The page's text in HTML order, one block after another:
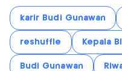
karir Budi Gunawan
reshuffle Kepala
Budi Gunawan